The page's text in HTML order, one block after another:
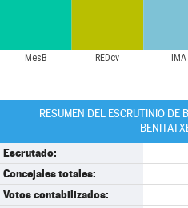
MesB REDcv IMA
RESUMEN DEL ESCRUTINIO DE
Escrutado:
Concejales totales:
Votos contabilizados: